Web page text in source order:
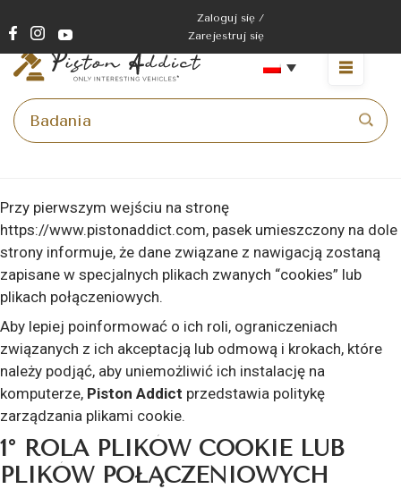
Zaloguj się /
Zarejestruj się
Przy pierwszym wejściu na stronę
https://www.pistonaddict.com, pasek umieszczony na dole
strony informuje, że dane związane z nawigacją zostaną
zapisane w specjalnych plikach zwanych “cookies” lub
plikach połączeniowych.
Aby lepiej poinformować o ich roli, ograniczeniach
związanych z ich akceptacją lub odmową i krokach, które
należy podjąć, aby uniemożliwić ich instalację na
komputerze, Piston Addict przedstawia politykę
zarządzania plikami cookie.
1° ROLA PLIKÓW COOKIE LUB
PLIKÓW POŁĄCZENIOWYCH